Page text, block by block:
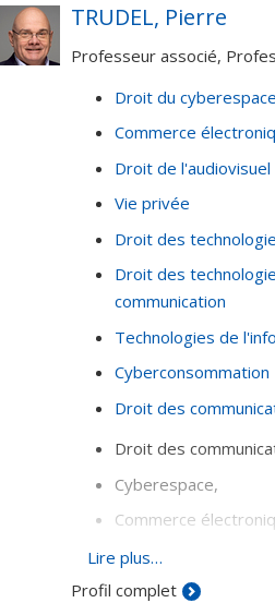
TRUDEL, Pierre
Professeur associé,
Droit du cyberespace
Commerce
Droit de l'audiovisuel
Vie privée
Droit des
Droit des
communication
Technologies de
Cyberconsommation
Droit des
Droit des
Cyberespace,
Commerce
Méthodologie
regard du droit
Lire plus…
Profil complet